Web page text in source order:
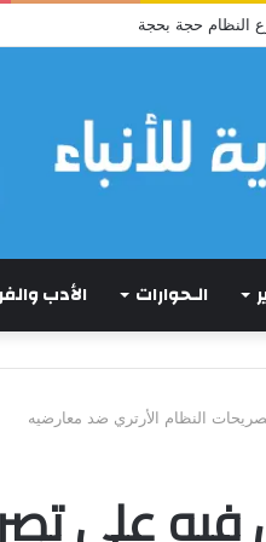
النظام حجة بحجة
الـحوارات الأدب
النظام الأرتري ضد معارضيه
فيه على